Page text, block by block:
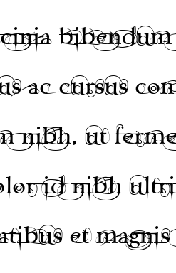
ac cursus
nibh, ut
id nibh
et